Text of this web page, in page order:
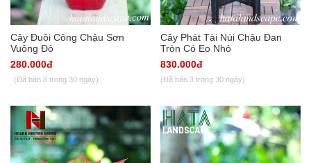
Cây Đuôi Công Chậu Sơn
Vuông Đỏ
280.000đ
(Đã bán 8 trong 30 ngày)
Cây Phát Tài Núi Chậu Đan
Tròn Có Eo Nhỏ
830.000đ
(Đã bán 3 trong 30 ngày)